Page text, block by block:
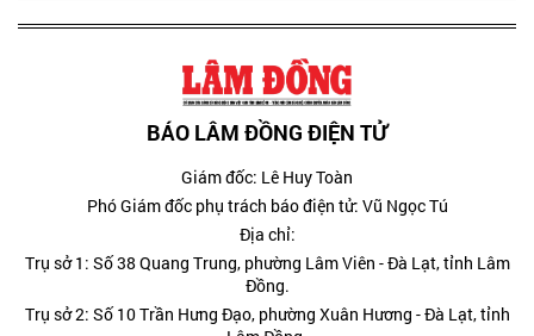
BÁO LÂM ĐỒNG ĐIỆN TỬ
Giám đốc: Lê Huy Toàn
Phó Giám đốc phụ trách báo điện tử: Vũ Ngọc Tú
Địa chỉ:
Trụ sở 1: Số 38 Quang Trung, phường Lâm Viên - Đà Lạt, tỉnh Lâm
Đồng.
Trụ sở 2: Số 10 Trần Hưng Đạo, phường Xuân Hương - Đà Lạt, tỉnh